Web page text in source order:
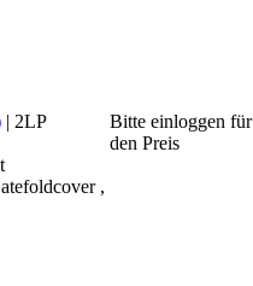
| 2LP
,
Bitte einloggen für
den Preis